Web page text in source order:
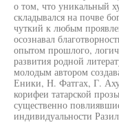
о том, что уникальный
складывался на почве
чуткий к любым
осознавал
опытом прошлого,
развития родной
молодым автором
Еники, Н. Фатгах, Г.
корифеи татарской
существенно
индивидуальности